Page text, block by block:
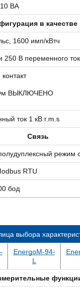
ВА
в
1600 имп/кВтч
250 В переменного
ВЫКЛЮЧЕНО
ток 1 кВ r.m.s
Связь
режим
RTU
бод
выбора
EnergoM-94-
L